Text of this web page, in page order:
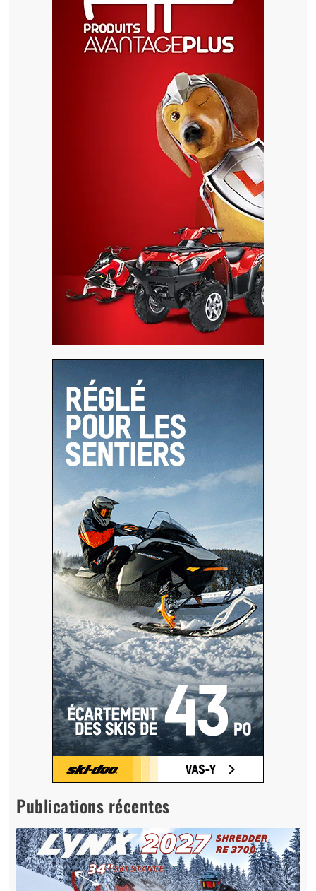
Publications récentes